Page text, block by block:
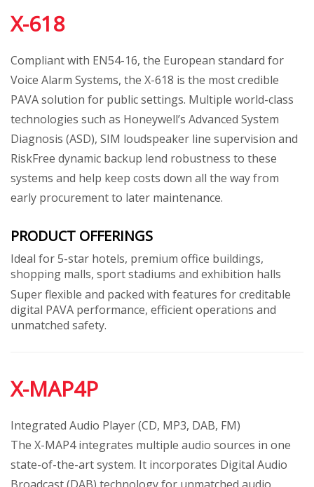
X-618
Compliant with EN54-16, the European standard for
Voice Alarm Systems, the X-618 is the most credible
PAVA solution for public settings. Multiple world-class
technologies such as Honeywell’s Advanced System
Diagnosis (ASD), SIM loudspeaker line supervision and
RiskFree dynamic backup lend robustness to these
systems and help keep costs down all the way from
early procurement to later maintenance.
PRODUCT OFFERINGS
Ideal for 5-star hotels, premium office buildings,
shopping malls, sport stadiums and exhibition halls
Super flexible and packed with features for creditable
digital PAVA performance, efficient operations and
unmatched safety.
X-MAP4P
Integrated Audio Player (CD, MP3, DAB, FM)
The X-MAP4 integrates multiple audio sources in one
state-of-the-art system. It incorporates Digital Audio